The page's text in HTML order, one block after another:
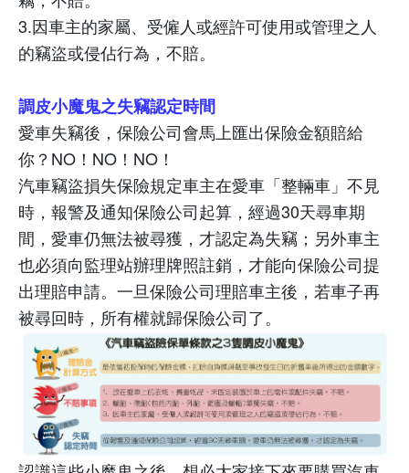
3.因車主的家屬、受僱人或經許可使用或管理之人
的竊盜或侵佔行為，不賠。
調皮小魔鬼之失竊認定時間
愛車失竊後，保險公司會馬上匯出保險金額賠給
你？ NO ！ NO ！ NO ！
汽車竊盜損失保險規定車主在愛車「整輛車」不見
時，報警及通知保險公司起算，經過30天尋車期
間，愛車仍無法被尋獲，才認定為失竊；另外車主
也必須向監理站辦理牌照註銷，才能向保險公司提
出理賠申請。一旦保險公司理賠車主後，若車子再
被尋回時，所有權就歸保險公司了。